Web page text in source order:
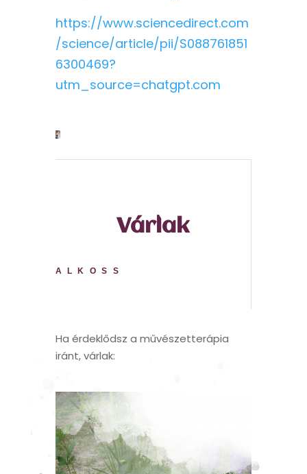
https://www.sciencedirect.com
/science/article/pii/S088761851
6300469?
utm_source=chatgpt.com
Várlak
ALKOSS
Ha érdeklődsz a művészetterápia
iránt, várlak: